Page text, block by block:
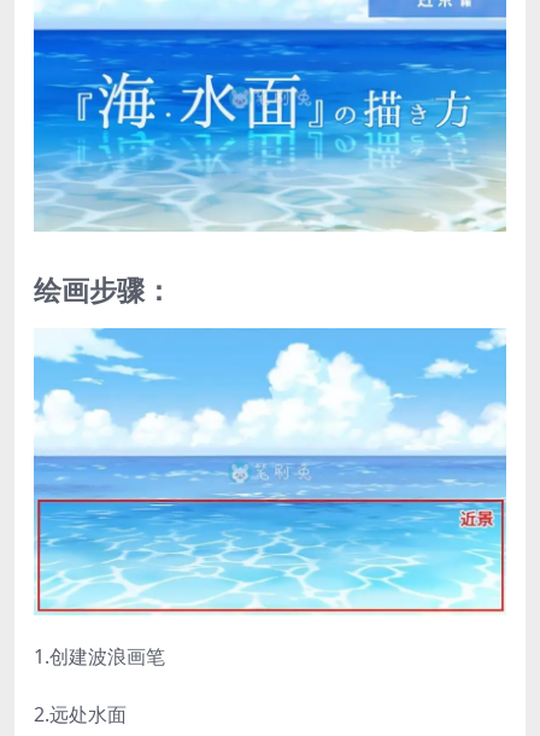
绘画步骤：
1.创建波浪画笔
2.远处水面